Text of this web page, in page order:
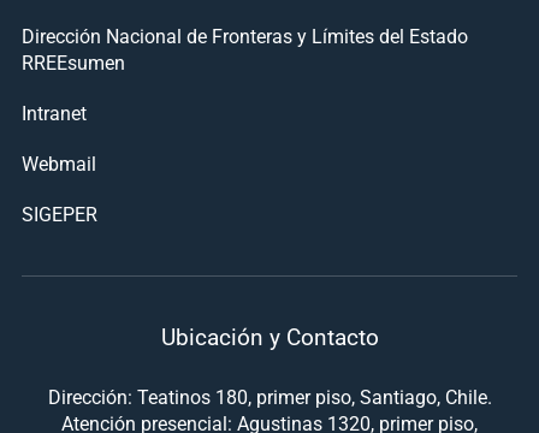
Dirección Nacional de Fronteras y Límites del Estado
RREEsumen
Intranet
Webmail
SIGEPER
Ubicación y Contacto
Dirección: Teatinos 180, primer piso, Santiago, Chile.
Atención presencial: Agustinas 1320, primer piso,